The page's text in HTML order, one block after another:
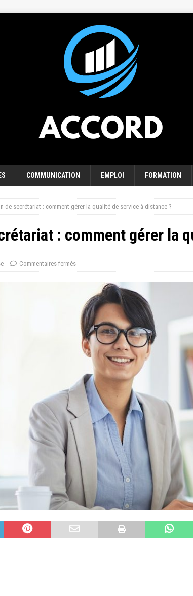
COMMUNICATION EMPLOI FORMATION
de secrétariat : comment gérer la qualité de service à distance ?
: comment gérer la
Commentaires fermés